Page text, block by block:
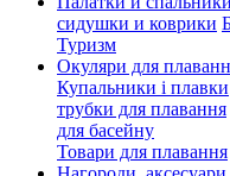
сидушки и коврики
Туризм
Окуляри для
Купальники і плавки
трубки для плавання
для басейну
Товари для плавання